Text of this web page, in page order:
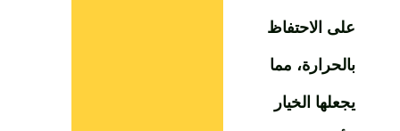
على الاحتفاظ
بالحرارة، مما
يجعلها الخيار